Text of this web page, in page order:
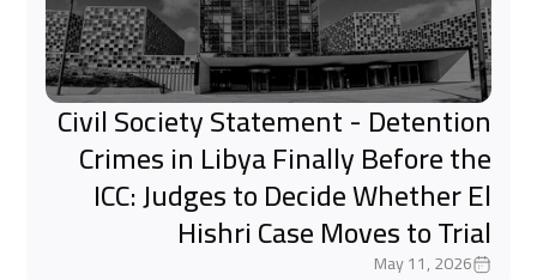
Civil Society Statement - Detention
Crimes in Libya Finally Before the
ICC: Judges to Decide Whether El
Hishri Case Moves to Trial
May 11, 2026